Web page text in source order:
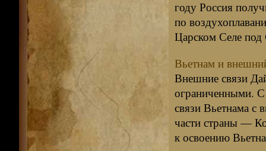
году Россия
по
Царском Селе
Вьетнам и
Внешние связи
ограниченными. С
связи Вьетнама с
части страны —
к освоению